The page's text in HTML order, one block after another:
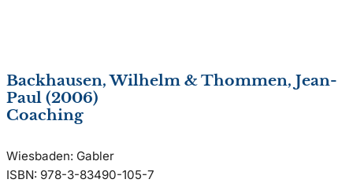
Backhausen, Wilhelm & Thommen, Jean-
Paul (2006)
Coaching
Wiesbaden: Gabler
ISBN: 978-3-83490-105-7